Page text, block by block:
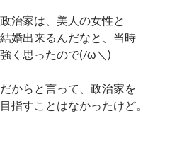
政治家は、美人の女性と
結婚出来るんだなと、当時
強く思ったので(/ω＼)
だからと言って、政治家を
目指すことはなかったけど。